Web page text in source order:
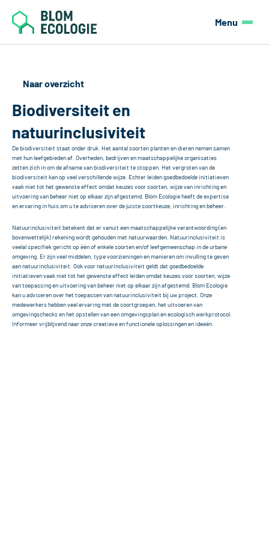
Menu
Diensten
Blom Ecologie
Projecten
Contact
Offerte
Naar overzicht
Biodiversiteit en
natuurinclusiviteit
De biodiversiteit staat onder druk. Het aantal soorten planten en dieren nemen samen
met hun leefgebieden af. Overheden, bedrijven en maatschappelijke organisaties
zetten zich in om de afname van biodiversiteit te stoppen. Het vergroten van de
biodiversiteit kan op veel verschillende wijze. Echter leiden goedbedoelde initiatieven
vaak niet tot het gewenste effect omdat keuzes voor soorten, wijze van inrichting en
uitvoering van beheer niet op elkaar zijn afgestemd. Blom Ecologie heeft de expertise
en ervaring in huis om u te adviseren over de juiste soortkeuze, inrichting en beheer.
Natuurinclusiviteit betekent dat er vanuit een maatschappelijke verantwoording (en
bovenwettelijk) rekening wordt gehouden met natuurwaarden. Natuurinclusiviteit is
veelal specifiek gericht op één of enkele soorten en/of leefgemeenschap in de urbane
omgeving. Er zijn veel middelen, type voorzieningen en manieren om invulling te geven
aan natuurinclusiviteit. Ook voor natuurinclusiviteit geldt dat goedbedoelde
initiatieven vaak niet tot het gewenste effect leiden omdat keuzes voor soorten, wijze
van toepassing en uitvoering van beheer niet op elkaar zijn afgestemd. Blom Ecologie
kan u adviseren over het toepassen van natuurinclusiviteit bij uw project. Onze
medewerkers hebben veel ervaring met de soortgroepen, het uitvoeren van
omgevingschecks en het opstellen van een omgevingsplan en ecologisch werkprotocol.
Informeer vrijblijvend naar onze creatieve en functionele oplossingen en ideeën.